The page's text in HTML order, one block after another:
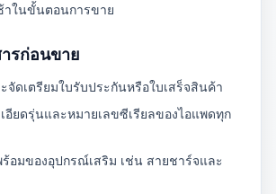
ในขั้นตอนการขาย
รก่อนขาย
จัดเตรียมใบรับประกันหรือใบเสร็จสินค้า
อียดรุ่นและหมายเลขซีเรียลของไอแพดทุก
อมของอุปกรณ์เสริม เช่น สายชาร์จและ